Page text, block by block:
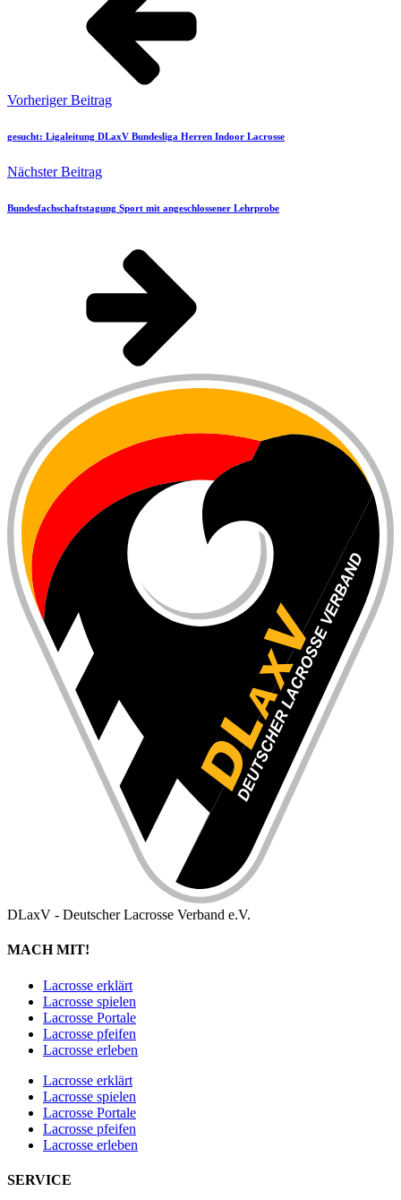
Vorheriger Beitrag
gesucht: Ligaleitung DLaxV Bundesliga Herren Indoor Lacrosse
Nächster Beitrag
Bundesfachschaftstagung Sport mit angeschlossener Lehrprobe
DLaxV - Deutscher Lacrosse Verband e.V.
MACH MIT!
Lacrosse erklärt
Lacrosse spielen
Lacrosse Portale
Lacrosse pfeifen
Lacrosse erleben
Lacrosse erklärt
Lacrosse spielen
Lacrosse Portale
Lacrosse pfeifen
Lacrosse erleben
SERVICE